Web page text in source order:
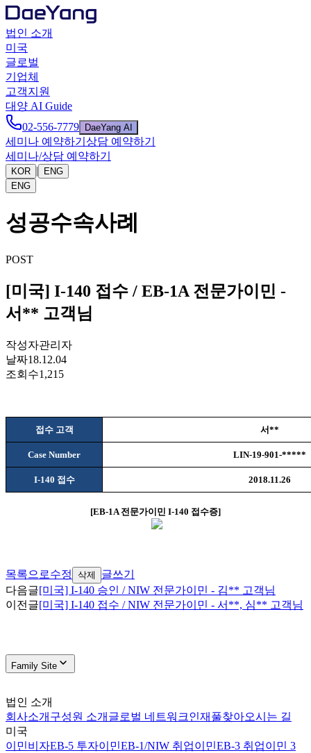
법인 소개
미국
글로벌
기업체
고객지원
대양 AI Guide
02-556-7779
DaeYang AI
세미나 예약하기 상담 예약하기
세미나/상담 예약하기
KOR |
ENG
ENG
성공수속사례
POST
[미국] I-140 접수 / EB-1A 전문가이민 -
서** 고객님
작성자관리자
날짜18.12.04
조회수1,215
접수 고객 서**
Case Number LIN-19-901-*****
I-140 접수 2018.11.26
[EB-1A 전문가이민 I-140 접수증]
목록으로수정 삭제
글쓰기
다음글[미국] I-140 승인 / NIW 전문가이민 - 김** 고객님
이전글[미국] I-140 접수 / NIW 전문가이민 - 서**, 심** 고객님
Family Site
법인 소개
회사소개 구성원 소개 글로벌 네트워크인재풀찾아오시는 길
미국
이민비자EB-5 투자이민EB-1/NIW 취업이민EB-3 취업이민 3